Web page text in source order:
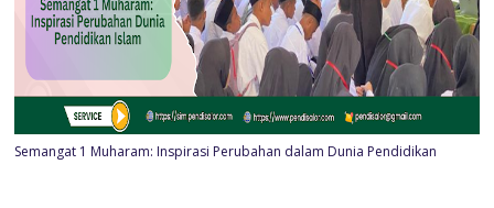
Semangat 1 Muharam: Inspirasi Perubahan dalam Dunia Pendidikan